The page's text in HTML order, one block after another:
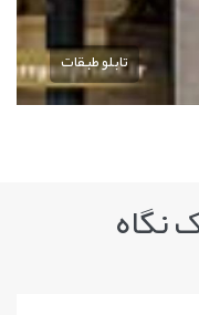
تابلو طبقات
نگاه